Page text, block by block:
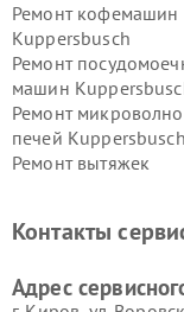
Ремонт кофемашин
Kuppersbusch
Ремонт
машин
Ремонт
печей Kuppersbusch
Ремонт вытяжек
Kuppersbusch
Ремонт сушильных
Контакты
Адрес